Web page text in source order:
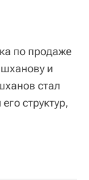
по продаже
и
стал
структур,